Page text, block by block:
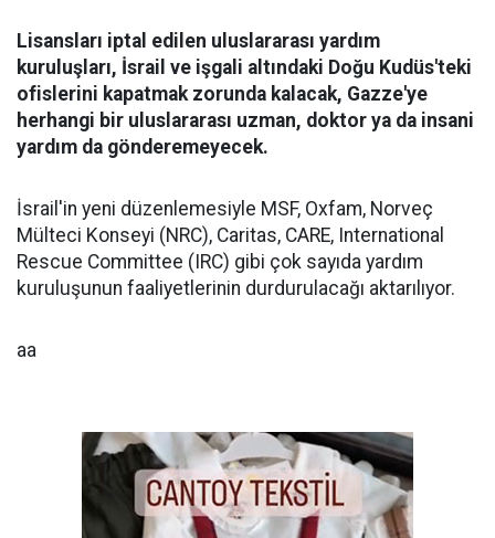
Lisansları iptal edilen uluslararası yardım
kuruluşları, İsrail ve işgali altındaki Doğu Kudüs'teki
ofislerini kapatmak zorunda kalacak, Gazze'ye
herhangi bir uluslararası uzman, doktor ya da insani
yardım da gönderemeyecek.
İsrail'in yeni düzenlemesiyle MSF, Oxfam, Norveç
Mülteci Konseyi (NRC), Caritas, CARE, International
Rescue Committee (IRC) gibi çok sayıda yardım
kuruluşunun faaliyetlerinin durdurulacağı aktarılıyor.
aa